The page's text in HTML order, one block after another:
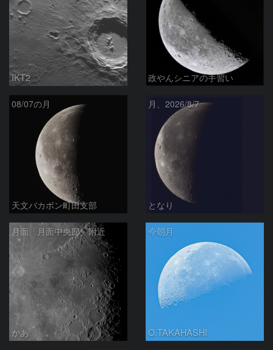
IKT2 政やんシニアの手習い
08/07の月
天文バカボン町田支部
月、2026/8/7
となり
月面「月面中央部」附近
かあ
今朝月
O.TAKAHASHI